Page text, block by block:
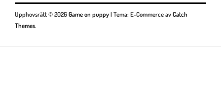
Upphovsrätt © 2026Game on puppy|Tema: E-Commerce avCatch
Themes.